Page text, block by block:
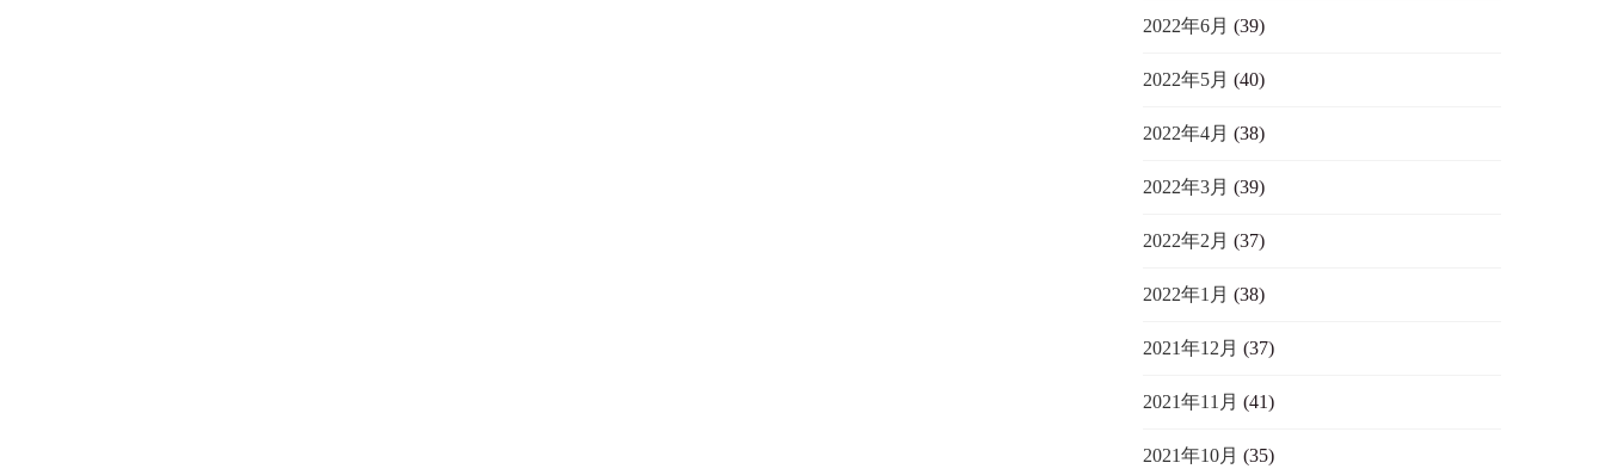
2022年6月 (39)
2022年5月 (40)
2022年4月 (38)
2022年3月 (39)
2022年2月 (37)
2022年1月 (38)
2021年12月 (37)
2021年11月 (41)
2021年10月 (35)